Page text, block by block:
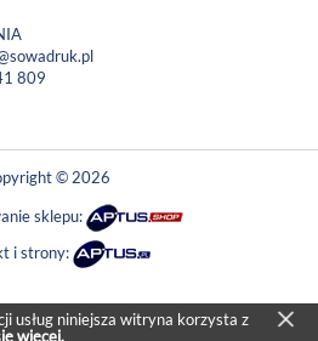
809
© 2026
sklepu:
i strony:
usług niniejsza witryna korzysta z
więcej.